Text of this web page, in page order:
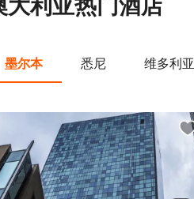
墨尔本 悉尼 维多利亚